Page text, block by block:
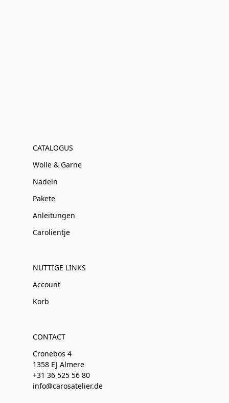
CATALOGUS
Wolle & Garne
Nadeln
Pakete
Anleitungen
Carolientje
NUTTIGE LINKS
Account
Korb
CONTACT
Cronebos 4
1358 EJ Almere
+31 36 525 56 80
info@carosatelier.de